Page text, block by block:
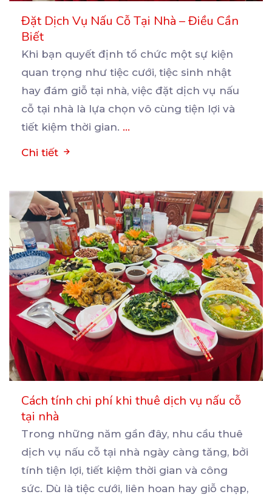
Đặt Dịch Vụ Nấu Cỗ Tại Nhà – Điều Cần
Biết
Khi bạn quyết định tổ chức một sự kiện
quan trọng như tiệc cưới, tiệc sinh nhật
hay đám giỗ tại nhà, việc đặt dịch vụ nấu
cỗ tại nhà là lựa chọn vô cùng tiện lợi và
tiết kiệm thời gian. ...
Chi tiết
Cách tính chi phí khi thuê dịch vụ nấu cỗ
tại nhà
Trong những năm gần đây, nhu cầu thuê
dịch vụ nấu cỗ tại nhà ngày càng tăng, bởi
tính tiện lợi, tiết kiệm thời gian và công
sức. Dù là tiệc cưới, liên hoan hay giỗ chạp,